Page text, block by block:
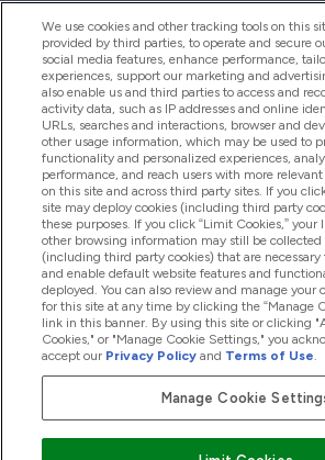
Aiuto & Informazioni
Prodotti
Chi Siamo
Fedeltà & Premi
2026 The Hut.com Ltd
We use cookies and other tracking tools on this
provided by third parties, to operate and secure
social media features, enhance performance,
experiences, support our marketing and
also enable us and third parties to access and
activity data, such as IP addresses and online
URLs, searches and interactions, browser and
other usage information, which may be used to
functionality and personalized experiences,
performance, and reach users with more
on this site and across third party sites. If you
site may deploy cookies (including third party
these purposes. If you click “Limit Cookies,” your
other browsing information may still be collected
(including third party cookies) that are necessary
and enable default website features and
deployed. You can also review and manage your
for this site at any time by clicking the “Manage
link in this banner. By using this site or clicking
Cookies," or "Manage Cookie Settings," you
accept our Privacy Policy and Terms of Use.
Manage Cookie